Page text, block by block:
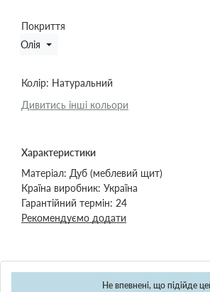
Покриття
Олія
Колір: Натуральний
Дивитись інші кольори
Характеристики
Матеріал: Дуб (меблевий щит)
Країна виробник: Україна
Гарантійний термін: 24
Рекомендуємо додати
Не впевнені, що підійде